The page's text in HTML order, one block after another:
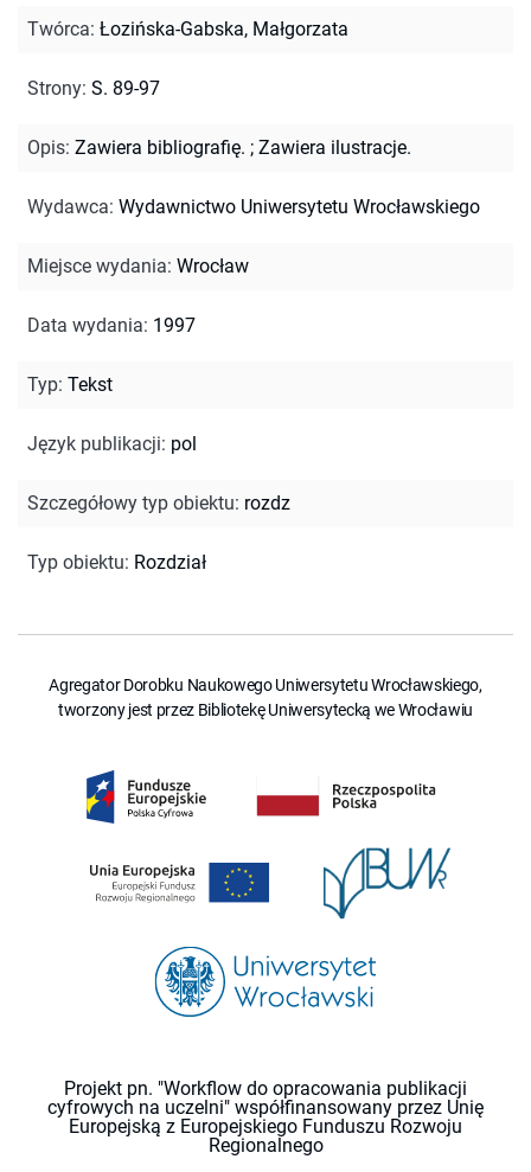
Twórca: Łozińska-Gabska, Małgorzata
Strony: S. 89-97
Opis: Zawiera bibliografię. ; Zawiera ilustracje.
Wydawca: Wydawnictwo Uniwersytetu Wrocławskiego
Miejsce wydania: Wrocław
Data wydania: 1997
Typ: Tekst
Język publikacji: pol
Szczegółowy typ obiektu: rozdz
Typ obiektu: Rozdział
Agregator Dorobku Naukowego Uniwersytetu Wrocławskiego,
tworzony jest przez Bibliotekę Uniwersytecką we Wrocławiu
Projekt pn. "Workflow do opracowania publikacji
cyfrowych na uczelni" współfinansowany przez Unię
Europejską z Europejskiego Funduszu Rozwoju
Regionalnego